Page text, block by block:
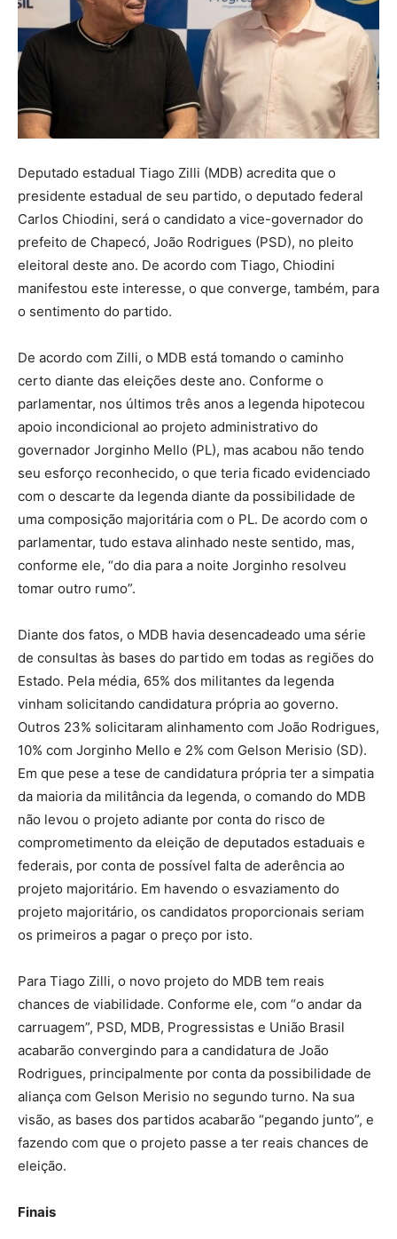
Deputado estadual Tiago Zilli (MDB) acredita que o
presidente estadual de seu partido, o deputado federal
Carlos Chiodini, será o candidato a vice-governador do
prefeito de Chapecó, João Rodrigues (PSD), no pleito
eleitoral deste ano. De acordo com Tiago, Chiodini
manifestou este interesse, o que converge, também, para
o sentimento do partido.
De acordo com Zilli, o MDB está tomando o caminho
certo diante das eleições deste ano. Conforme o
parlamentar, nos últimos três anos a legenda hipotecou
apoio incondicional ao projeto administrativo do
governador Jorginho Mello (PL), mas acabou não tendo
seu esforço reconhecido, o que teria ficado evidenciado
com o descarte da legenda diante da possibilidade de
uma composição majoritária com o PL. De acordo com o
parlamentar, tudo estava alinhado neste sentido, mas,
conforme ele, “do dia para a noite Jorginho resolveu
tomar outro rumo”.
Diante dos fatos, o MDB havia desencadeado uma série
de consultas às bases do partido em todas as regiões do
Estado. Pela média, 65% dos militantes da legenda
vinham solicitando candidatura própria ao governo.
Outros 23% solicitaram alinhamento com João Rodrigues,
10% com Jorginho Mello e 2% com Gelson Merisio (SD).
Em que pese a tese de candidatura própria ter a simpatia
da maioria da militância da legenda, o comando do MDB
não levou o projeto adiante por conta do risco de
comprometimento da eleição de deputados estaduais e
federais, por conta de possível falta de aderência ao
projeto majoritário. Em havendo o esvaziamento do
projeto majoritário, os candidatos proporcionais seriam
os primeiros a pagar o preço por isto.
Para Tiago Zilli, o novo projeto do MDB tem reais
chances de viabilidade. Conforme ele, com “o andar da
carruagem”, PSD, MDB, Progressistas e União Brasil
acabarão convergindo para a candidatura de João
Rodrigues, principalmente por conta da possibilidade de
aliança com Gelson Merisio no segundo turno. Na sua
visão, as bases dos partidos acabarão “pegando junto”, e
fazendo com que o projeto passe a ter reais chances de
eleição.
Finais